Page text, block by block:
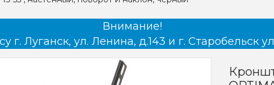
Внимание!
г. Луганск, ул. Ленина, д.143 и г. Старобельск